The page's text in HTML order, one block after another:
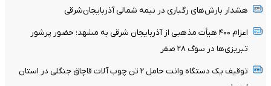
هشدار بارش‌های رگباری در نیمه شمالی آذربایجان‌شرقی
اعزام ۴۰۰ هیأت مذهبی از آذربایجان شرقی به مشهد؛ حضور پرشور
تبریزی‌ها در سوگ ۲۸ صفر
توقیف یک دستگاه وانت حامل ۲ تن چوب آلات قاچاق جنگلی در استان